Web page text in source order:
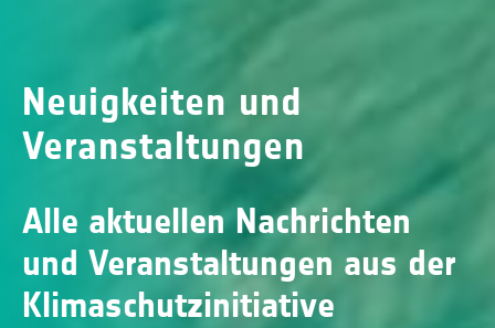
Neuigkeiten und
Veranstaltungen
Alle aktuellen Nachrichten
und Veranstaltungen aus der
Klimaschutzinitiative